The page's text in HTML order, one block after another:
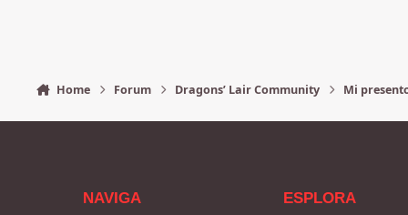
Home Forum Dragons’ Lair Community Mi
NAVIGA ESPLORA